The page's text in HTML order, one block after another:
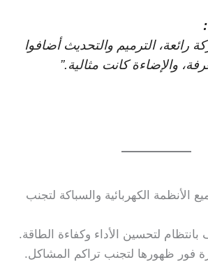
رائعة، الترميم والتحديث أضافوا
والإضاءة كانت مثالية.”
الأنظمة الكهربائية والسباكة لتجنب
لتحسين الأداء وكفاءة الطاقة.
فور ظهورها لتجنب تراكم المشاكل.